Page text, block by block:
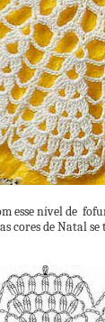
esse nível de
cores de Natal